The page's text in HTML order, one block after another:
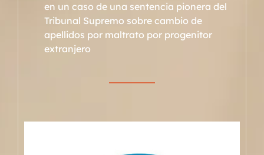
en un caso de una sentencia pionera del
Tribunal Supremo sobre cambio de
apellidos por maltrato por progenitor
extranjero